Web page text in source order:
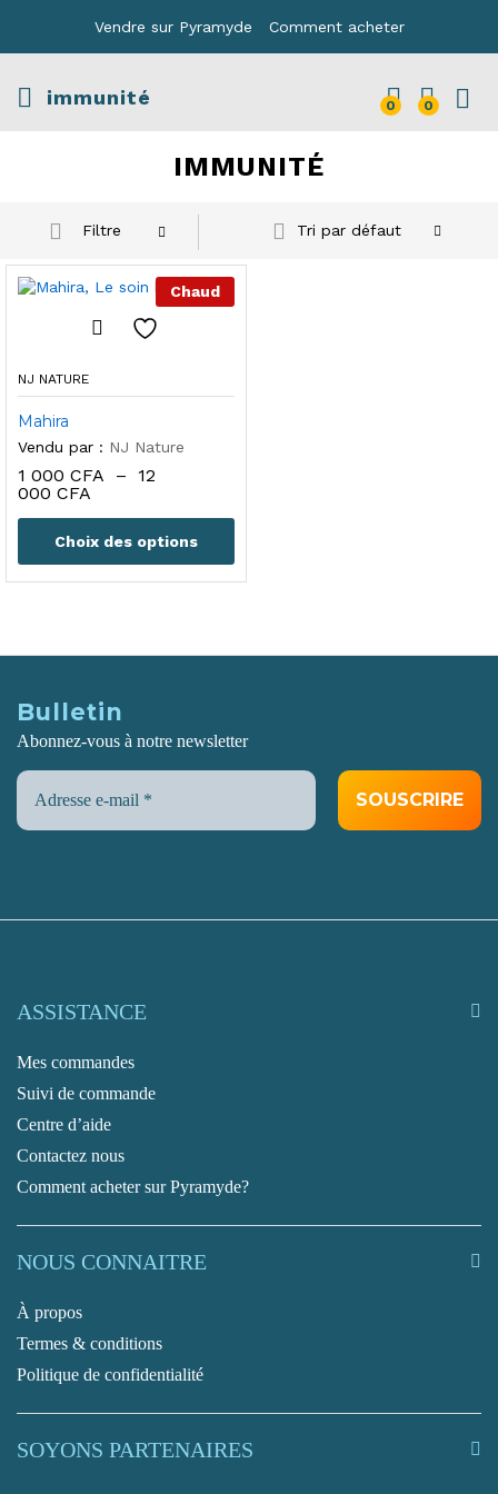
Vendre sur Pyramyde Comment acheter
immunité 0 0
IMMUNITÉ
Filtre Tri par défaut
Chaud
NJ NATURE
Mahira
Vendu par : NJ Nature
1 000 CFA –
12
000 CFA
1
000 CFA
à
Choix des options
Bulletin
Abonnez-vous à notre newsletter
ASSISTANCE
Mes commandes
Suivi de commande
Centre d’aide
Contactez nous
Comment acheter sur Pyramyde?
NOUS CONNAITRE
À propos
Termes & conditions
Politique de confidentialité
SOYONS PARTENAIRES